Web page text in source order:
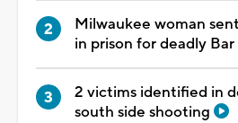
Milwaukee woman
in prison for deadly
2 victims identified in
south side shooting